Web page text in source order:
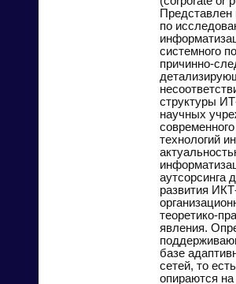
Представлен
по
системного
причинно-
структуры
научных
технологий
аутсорсинга
развития
теоретико-
явления.
базе
сетей, то
опираются